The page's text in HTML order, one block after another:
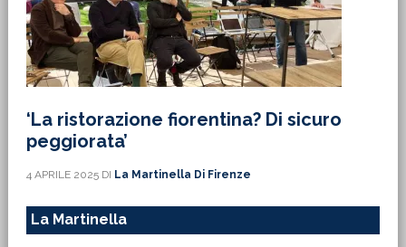
‘La ristorazione fiorentina? Di sicuro
peggiorata’
4 APRILE 2025DI La Martinella Di Firenze
La Martinella